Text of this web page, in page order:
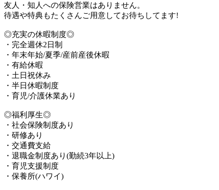
友人・知人への保険営業はありません。
待遇や特典もたくさんご用意してお待ちしてます!
◎充実の休暇制度◎
・完全週休2日制
・年末年始/夏季/産前産後休暇
・有給休暇
・土日祝休み
・半日休暇制度
・育児/介護休業あり
◎福利厚生◎
・社会保険制度あり
・研修あり
・交通費支給
・退職金制度あり(勤続3年以上)
・育児支援制度
・保養所(ハワイ)